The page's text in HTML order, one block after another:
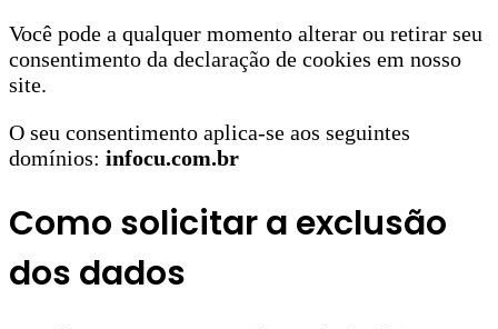
Você pode a qualquer momento alterar ou retirar seu
consentimento da declaração de cookies em nosso
site.
O seu consentimento aplica-se aos seguintes
domínios: infocu.com.br
Como solicitar a exclusão
dos dados